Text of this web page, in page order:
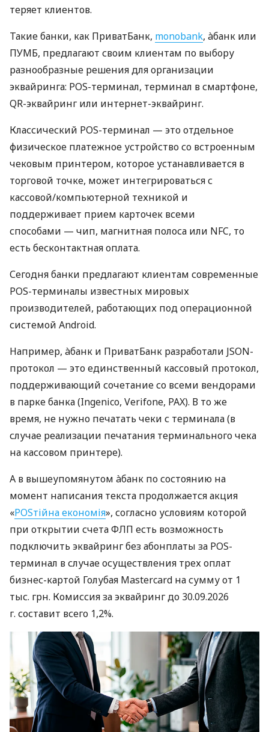
теряет клиентов.
Такие банки, как ПриватБанк, monobank, àбанк или
ПУМБ, предлагают своим клиентам по выбору
разнообразные решения для организации
эквайринга: POS-терминал, терминал в смартфоне,
QR-эквайринг или интернет-эквайринг.
Классический POS-терминал — это отдельное
физическое платежное устройство со встроенным
чековым принтером, которое устанавливается в
торговой точке, может интегрироваться с
кассовой/компьютерной техникой и
поддерживает прием карточек всеми
способами — чип, магнитная полоса или NFC, то
есть бесконтактная оплата.
Сегодня банки предлагают клиентам современные
POS-терминалы известных мировых
производителей, работающих под операционной
системой Android.
Например, àбанк и ПриватБанк разработали JSON-
протокол — это единственный кассовый протокол,
поддерживающий сочетание со всеми вендорами
в парке банка (Ingenico, Verifone, PAX). В то же
время, не нужно печатать чеки с терминала (в
случае реализации печатания терминального чека
на кассовом принтере).
А в вышеупомянутом àбанк по состоянию на
момент написания текста продолжается акция
«POSтійна економія», согласно условиям которой
при открытии счета ФЛП есть возможность
подключить эквайринг без абонплаты за POS-
терминал в случае осуществления трех оплат
бизнес-картой Голубая Mastercard на сумму от 1
тыс. грн. Комиссия за эквайринг до 30.09.2026
г. составит всего 1,2%.